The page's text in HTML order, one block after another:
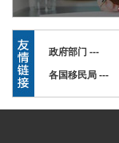
政府部门 ---
各国移民局 ---